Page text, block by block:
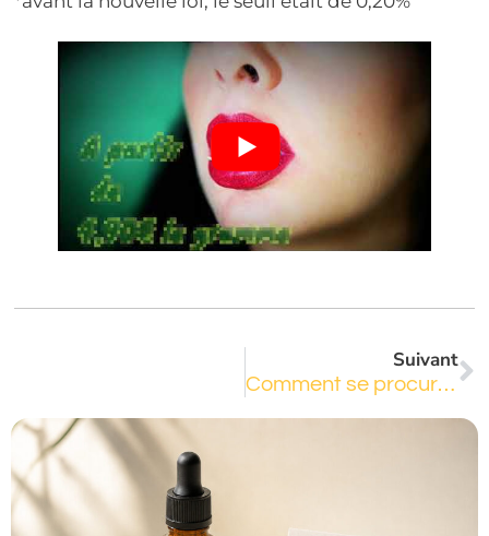
Suivant
Comment se procurer du CBD en France ?